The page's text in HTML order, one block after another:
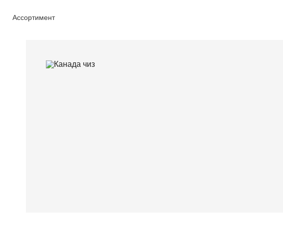
Ассортимент